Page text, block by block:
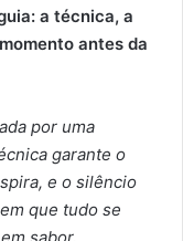
a técnica, a
antes da
por uma
garante o
e o silêncio
que tudo se